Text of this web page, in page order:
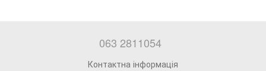
063 2811054
Контактна інформація